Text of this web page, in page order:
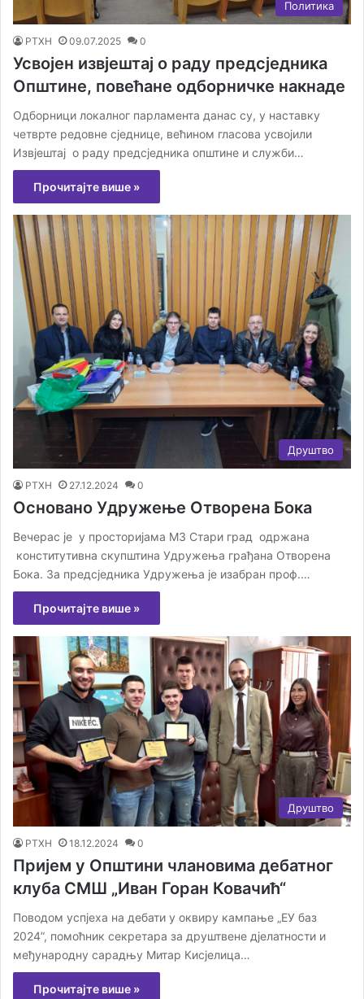
Политика
РТХН 09.07.2025 0
Усвојен извјештај о раду предсједника
Општине, повећане одборничке накнаде
Одборници локалног парламента данас су, у наставку
четврте редовне сједнице, већином гласова усвојили
Извјештај о раду предсједника општине и служби…
Прочитајте више »
Друштво
РТХН 27.12.2024 0
Основано Удружење Отворена Бока
Вечерас је у просторијама МЗ Стари град одржана
конститутивна скупштина Удружења грађана Отворена
Бока. За предсједника Удружења је изабран проф.…
Прочитајте више »
Друштво
РТХН 18.12.2024 0
Пријем у Општини члановима дебатног
клуба СМШ „Иван Горан Ковачић“
Поводом успјеха на дебати у оквиру кампање „ЕУ баз
2024”, помоћник секретара за друштвене дјелатности и
међународну сарадњу Митар Кисјелица…
Прочитајте више »